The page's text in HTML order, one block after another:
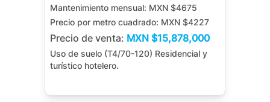
Mantenimiento mensual: MXN $4675
Precio por metro cuadrado: MXN $4227
Precio de venta: MXN $15,878,000
Uso de suelo (T4/70-120) Residencial y
turístico hotelero.